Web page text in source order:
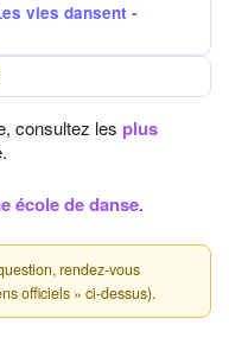
vies dansent -
consultez les plus
école de danse.
rendez-vous
officiels » ci-dessus).